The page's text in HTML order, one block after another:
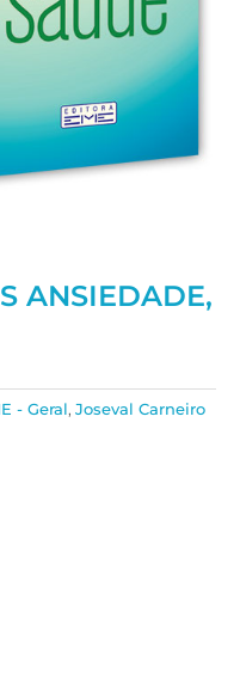
ANSIEDADE,
- Geral, Joseval Carneiro